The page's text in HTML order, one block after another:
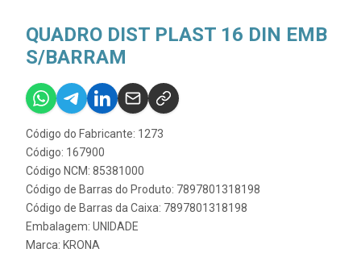
QUADRO DIST PLAST 16 DIN EMB
S/BARRAM
Código do Fabricante: 1273
Código: 167900
Código NCM: 85381000
Código de Barras do Produto: 7897801318198
Código de Barras da Caixa: 7897801318198
Embalagem: UNIDADE
Marca: KRONA